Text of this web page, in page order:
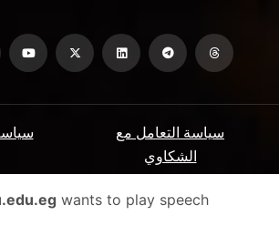
سياسة التعامل مع
الشكاوي
ميثاق المتعاملين
wants to play speech